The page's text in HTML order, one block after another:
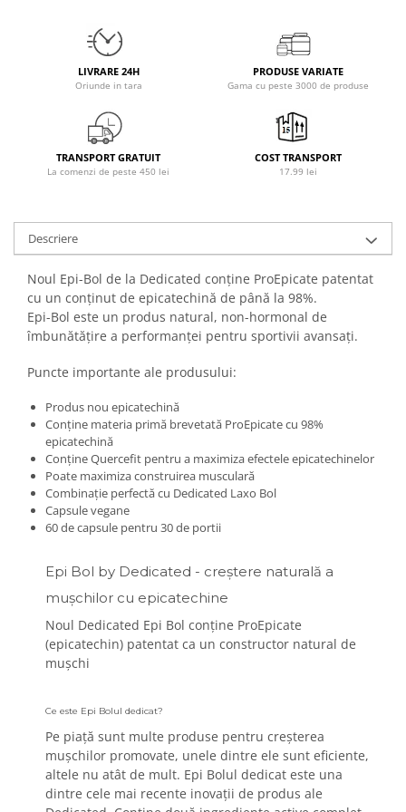
PerfectShaker
Power System
Puritan`s Pride
Raw Nutrition
Revoflex
Rich Piana 5% Nutrition
RIPT
Scitec
Scivation
Skill Nutrition
Smart Shake
Under Armour
Universal
Vitargo
Weider
Zenana
LIVRARE 24H
Oriunde in tara
PRODUSE VARIATE
Gama cu peste 3000 de produse
TRANSPORT GRATUIT
La comenzi de peste 450 lei
COST TRANSPORT
17.99 lei
Descriere
Noul Epi-Bol de la Dedicated conține ProEpicate patentat
cu un conținut de epicatechină de până la 98%.
Epi-Bol este un produs natural, non-hormonal de
îmbunătățire a performanței pentru sportivii avansați.
Puncte importante ale produsului:
Produs nou epicatechină
Conține materia primă brevetată ProEpicate cu 98%
epicatechină
Conține Quercefit pentru a maximiza efectele epicatechinelor
Poate maximiza construirea musculară
Combinație perfectă cu Dedicated Laxo Bol
Capsule vegane
60 de capsule pentru 30 de portii
Epi Bol by Dedicated - creștere naturală a
mușchilor cu epicatechine
Noul Dedicated Epi Bol conține ProEpicate
(epicatechin) patentat ca un constructor natural de
mușchi
Ce este Epi Bolul dedicat?
Pe piață sunt multe produse pentru creșterea
mușchilor promovate, unele dintre ele sunt eficiente,
altele nu atât de mult. Epi Bolul dedicat este una
dintre cele mai recente inovații de produs ale